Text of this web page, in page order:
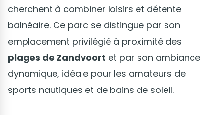
cherchent à combiner loisirs et détente
balnéaire. Ce parc se distingue par son
emplacement privilégié à proximité des
plages de Zandvoort et par son ambiance
dynamique, idéale pour les amateurs de
sports nautiques et de bains de soleil.